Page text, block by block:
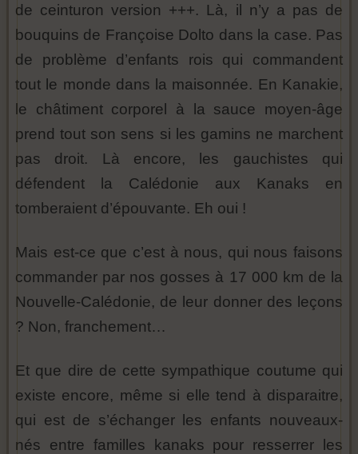
de ceinturon version +++. Là, il n’y a pas de
bouquins de Françoise Dolto dans la case. Pas
de problème d’enfants rois qui commandent
tout le monde dans la maisonnée. En Kanakie,
le châtiment corporel à la sauce moyen-âge
prend tout son sens si les gamins ne marchent
pas droit. Là encore, les gauchistes qui
défendent la Calédonie aux Kanaks en
tomberaient d’épouvante. Eh oui !
Mais est-ce que c’est à nous, qui nous faisons
commander par nos gosses à 17 000 km de la
Nouvelle-Calédonie, de leur donner des leçons
? Non, franchement…
Et que dire de cette sympathique coutume qui
existe encore, même si elle tend à disparaitre,
qui est de s’échanger les enfants nouveaux-
nés entre familles kanaks pour resserrer les